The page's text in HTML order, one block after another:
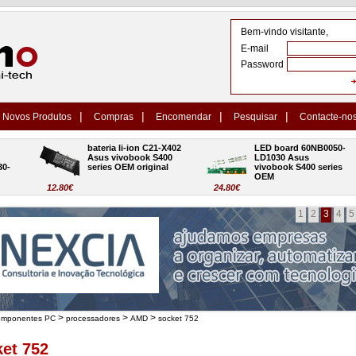
Bem-vindo visitante,
E-mail
Password
Novos Produtos | Compras | Encomendar | Pesquisar | Contacte-
12.80€
bateria li-ion C21-X402
Asus vivobook S400
series OEM original
24.80€
LED board 60NB0050-
LD1030 Asus
vivobook S400 series
OEM
1 2 3 4 5
PC > processadores > AMD > socket 752
752